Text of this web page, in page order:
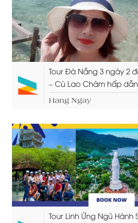
Tour Đà Nẵng 3 ngày 2
– Cù Lao Chàm hấp dẫn
Hang Ngay
Tour Linh Ứng Ngũ Hành